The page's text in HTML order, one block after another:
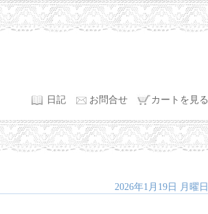
日記 お問合せ カートを見る
2026年1月19日 月曜日